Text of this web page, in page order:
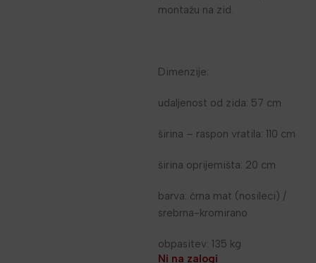
montažu na zid.
Dimenzije:
udaljenost od zida: 57 cm
širina – raspon vratila: 110 cm
širina oprijemišta: 20 cm
barva: črna mat (nosileci) /
srebrna-kromirano
obpasitev: 135 kg
Ni na zalogi